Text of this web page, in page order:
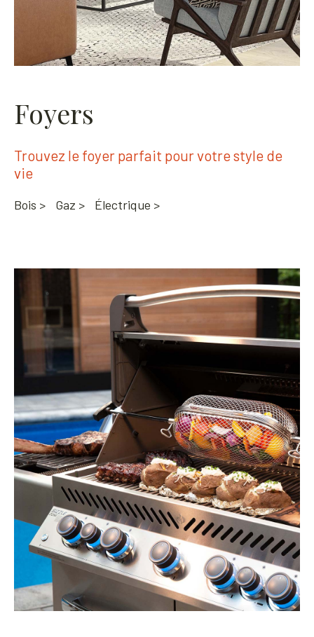
Foyers
Trouvez le foyer parfait pour votre style de
vie
Bois > Gaz > Électrique >